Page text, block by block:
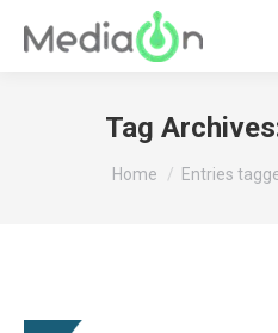
Tag
You are here:
Home Entries